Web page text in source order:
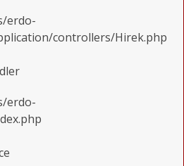
erdo-
controllers/Hirek.php
erdo-